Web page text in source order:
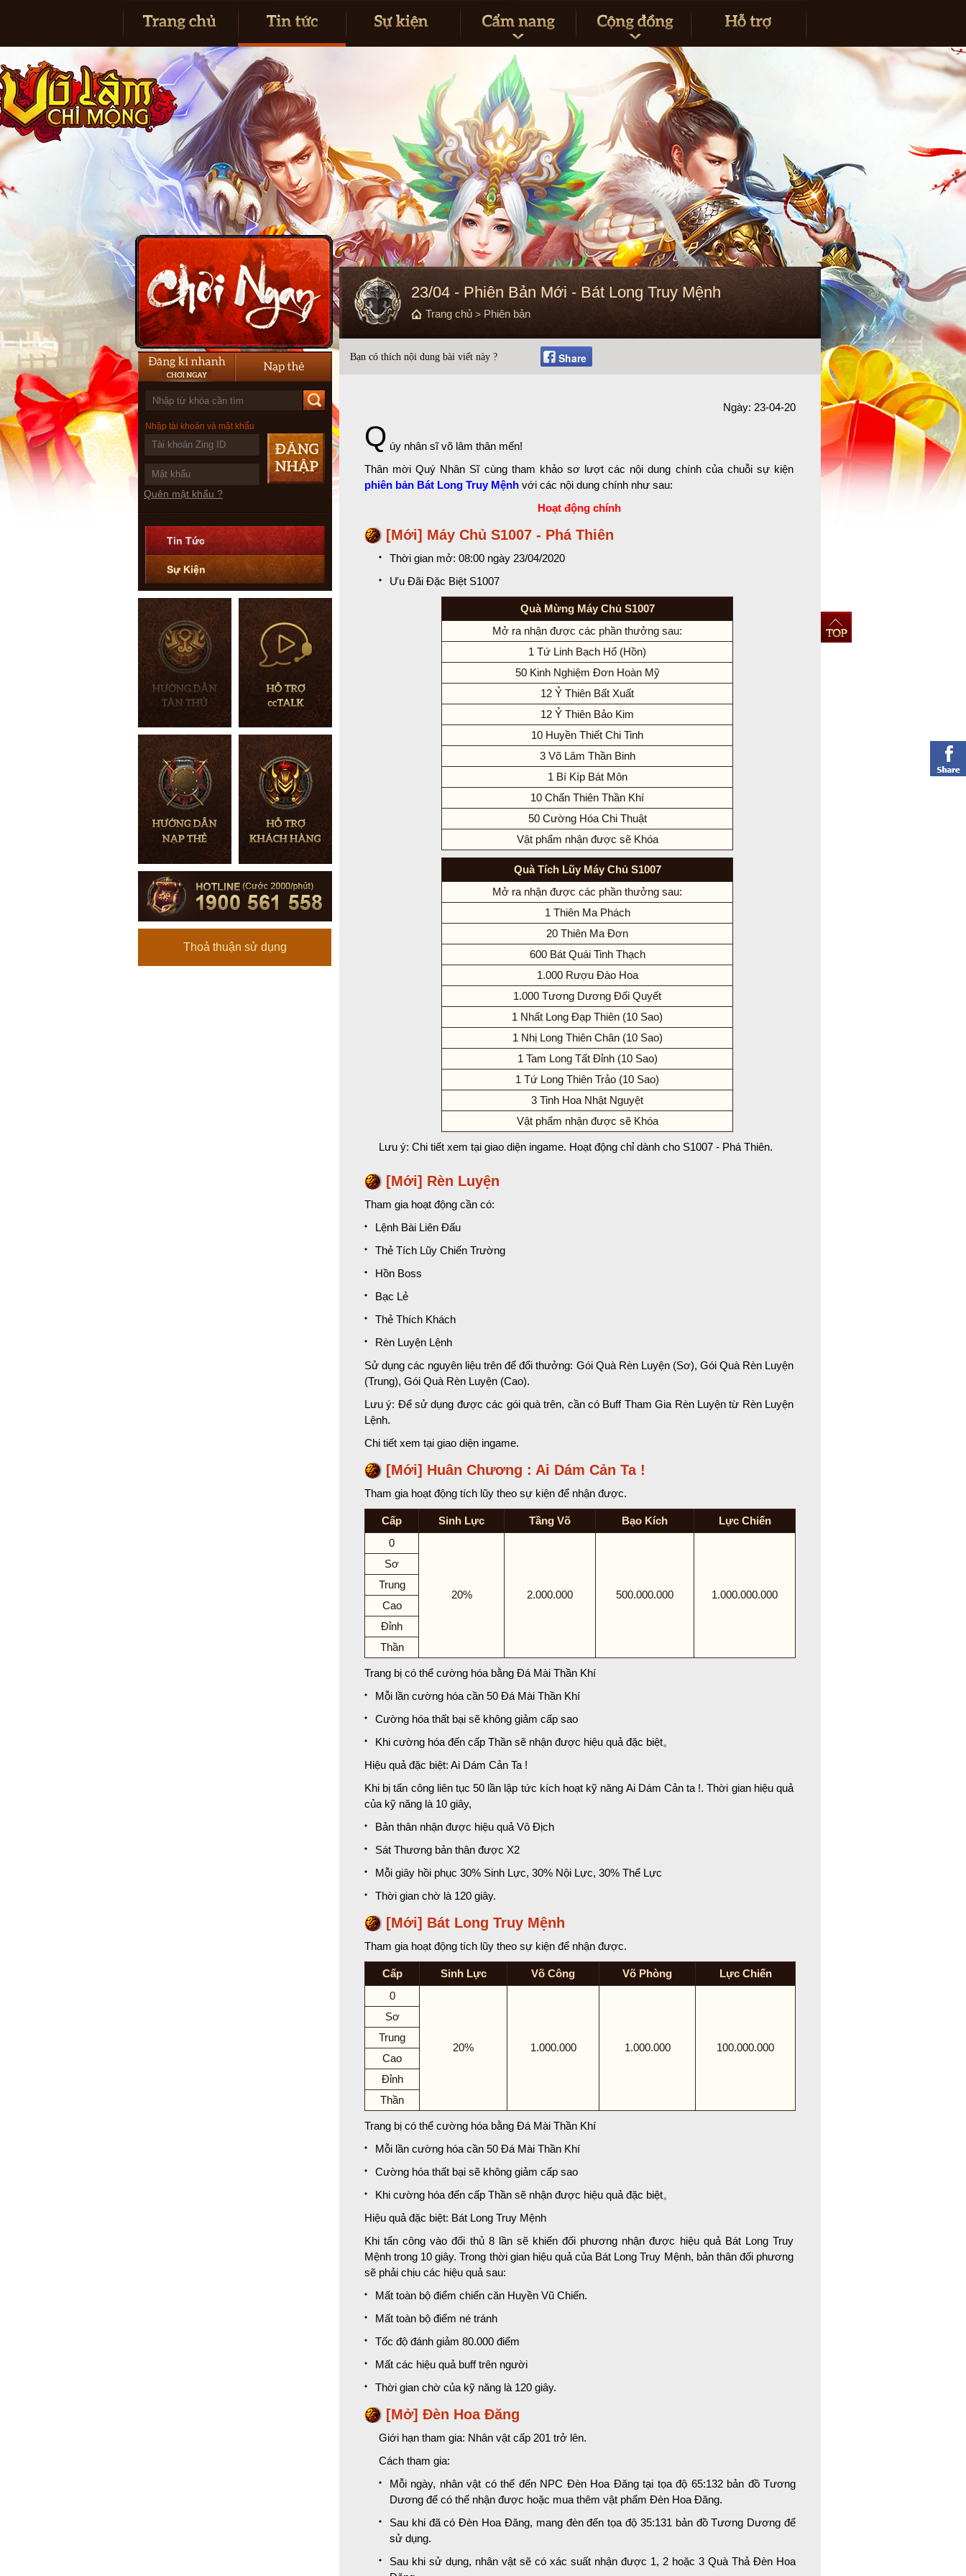
Nhập tài khoản và mật khẩu
Quên mật khẩu ?
Tin Tức
Sự Kiện
Thoả thuận sử dụng
23/04 - Phiên Bản Mới - Bát Long Truy Mệnh
Trang chủ > Phiên bản
Bạn có thích nội dung bài viết này ? Share
Ngày: 23-04-20
Q úy nhân sĩ võ lâm thân mến!
Thân mời Quý Nhân Sĩ cùng tham khảo sơ lượt các nội dung chính của chuỗi sự kiện
phiên bản Bát Long Truy Mệnh với các nội dung chính như sau:
Hoạt động chính
[Mới] Máy Chủ S1007 - Phá Thiên
Thời gian mở: 08:00 ngày 23/04/2020
Ưu Đãi Đặc Biệt S1007
Quà Mừng Máy Chủ S1007
Mở ra nhận được các phần thưởng sau:
1 Tứ Linh Bạch Hổ (Hồn)
50 Kinh Nghiệm Đơn Hoàn Mỹ
12 Ỷ Thiên Bất Xuất
12 Ỷ Thiên Bảo Kim
10 Huyền Thiết Chi Tinh
3 Võ Lâm Thần Binh
1 Bí Kíp Bát Môn
10 Chấn Thiên Thần Khí
50 Cường Hóa Chi Thuật
Vật phẩm nhận được sẽ Khóa
Quà Tích Lũy Máy Chủ S1007
Mở ra nhận được các phần thưởng sau:
1 Thiên Ma Phách
20 Thiên Ma Đơn
600 Bát Quái Tinh Thạch
1.000 Rượu Đào Hoa
1.000 Tương Dương Đối Quyết
1 Nhất Long Đạp Thiên (10 Sao)
1 Nhị Long Thiên Chân (10 Sao)
1 Tam Long Tất Đỉnh (10 Sao)
1 Tứ Long Thiên Trảo (10 Sao)
3 Tinh Hoa Nhật Nguyệt
Vật phẩm nhận được sẽ Khóa
Lưu ý: Chi tiết xem tại giao diện ingame. Hoạt động chỉ dành cho S1007 - Phá Thiên.
[Mới] Rèn Luyện
Tham gia hoạt động cần có:
Lệnh Bài Liên Đấu
Thẻ Tích Lũy Chiến Trường
Hồn Boss
Bạc Lẻ
Thẻ Thích Khách
Rèn Luyện Lệnh
Sử dụng các nguyên liệu trên để đổi thưởng: Gói Quà Rèn Luyện (Sơ), Gói Quà Rèn Luyện
(Trung), Gói Quà Rèn Luyện (Cao).
Lưu ý: Để sử dụng được các gói quà trên, cần có Buff Tham Gia Rèn Luyện từ Rèn Luyện
Lệnh.
Chi tiết xem tại giao diện ingame.
[Mới] Huân Chương : Ai Dám Cản Ta !
Tham gia hoạt động tích lũy theo sự kiện để nhận được.
Cấp Sinh Lực Tầng Võ Bạo Kích
Lực Chiến
0
20% 2.000.000 500.000.000 1.000.000.000
Sơ
Trung
Cao
Đỉnh
Thần
Trang bị có thể cường hóa bằng Đá Mài Thần Khí
Mỗi lần cường hóa cần 50 Đá Mài Thần Khí
Cường hóa thất bại sẽ không giảm cấp sao
Khi cường hóa đến cấp Thần sẽ nhận được hiệu quả đặc biệt。
Hiệu quả đặc biệt: Ai Dám Cản Ta !
Khi bị tấn công liên tục 50 lần lập tức kích hoạt kỹ năng Ai Dám Cản ta !. Thời gian hiệu quả
của kỹ năng là 10 giây,
Bản thân nhận được hiệu quả Vô Địch
Sát Thương bản thân được X2
Mỗi giây hồi phục 30% Sinh Lực, 30% Nội Lực, 30% Thể Lực
Thời gian chờ là 120 giây.
[Mới] Bát Long Truy Mệnh
Tham gia hoạt động tích lũy theo sự kiện để nhận được.
Cấp Sinh Lực Võ Công Võ Phòng
Lực Chiến
0
20% 1.000.000 1.000.000 100.000.000
Sơ
Trung
Cao
Đỉnh
Thần
Trang bị có thể cường hóa bằng Đá Mài Thần Khí
Mỗi lần cường hóa cần 50 Đá Mài Thần Khí
Cường hóa thất bại sẽ không giảm cấp sao
Khi cường hóa đến cấp Thần sẽ nhận được hiệu quả đặc biệt。
Hiệu quả đặc biệt: Bát Long Truy Mệnh
Khi tấn công vào đối thủ 8 lần sẽ khiến đối phương nhận được hiệu quả Bát Long Truy
Mệnh trong 10 giây. Trong thời gian hiệu quả của Bát Long Truy Mệnh, bản thân đối phương
sẽ phải chịu các hiệu quả sau:
Mất toàn bộ điểm chiến căn Huyền Vũ Chiến.
Mất toàn bộ điểm né tránh
Tốc độ đánh giảm 80.000 điểm
Mất các hiệu quả buff trên người
Thời gian chờ của kỹ năng là 120 giây.
[Mở] Đèn Hoa Đăng
Giới hạn tham gia: Nhân vật cấp 201 trở lên.
Cách tham gia:
Mỗi ngày, nhân vật có thể đến NPC Đèn Hoa Đăng tại tọa độ 65:132 bản đồ Tương
Dương để có thể nhận được hoặc mua thêm vật phẩm Đèn Hoa Đăng.
Sau khi đã có Đèn Hoa Đăng, mang đèn đến tọa độ 35:131 bản đồ Tương Dương để
sử dụng.
Sau khi sử dụng, nhân vật sẽ có xác suất nhận được 1, 2 hoặc 3 Quà Thả Đèn Hoa